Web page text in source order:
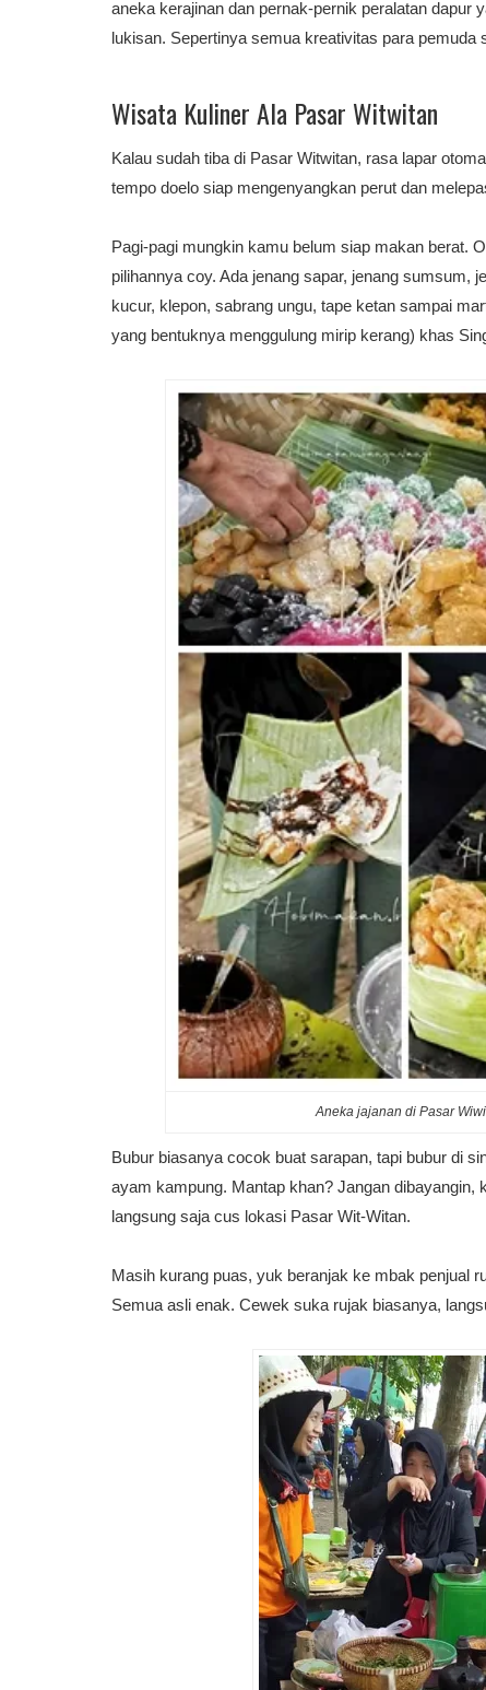
aneka kerajinan dan pernak-pernik peralatan dapur
lukisan. Sepertinya semua kreativitas para pemuda
Wisata Kuliner Ala Pasar Witwitan
Kalau sudah tiba di Pasar Witwitan, rasa lapar
tempo doelo siap mengenyangkan perut dan
Pagi-pagi mungkin kamu belum siap makan berat.
pilihannya coy. Ada jenang sapar, jenang sumsum,
kucur, klepon, sabrang ungu, tape ketan sampai
yang bentuknya menggulung mirip kerang) khas
Aneka jajanan di Pasar
Bubur biasanya cocok buat sarapan, tapi bubur di
ayam kampung. Mantap khan? Jangan
langsung saja cus lokasi Pasar Wit-Witan.
Masih kurang puas, yuk beranjak ke mbak penjual
Semua asli enak. Cewek suka rujak biasanya,